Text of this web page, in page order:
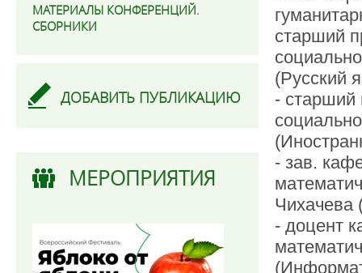
МАТЕРИАЛЫ КОНФЕРЕНЦИЙ.
СБОРНИКИ
ДОБАВИТЬ ПУБЛИКАЦИЮ
МЕРОПРИЯТИЯ
старший
(Русский
- старший
- зав.
Чихачева
- доцент